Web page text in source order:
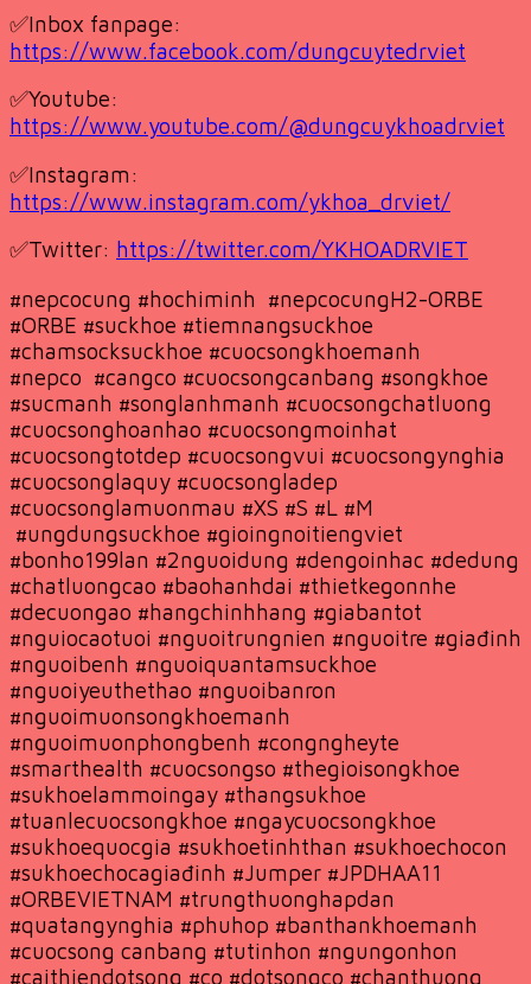
✅Inbox fanpage:
https://www.facebook.com/dungcuytedrviet
✅Youtube:
https://www.youtube.com/@dungcuykhoadrviet
✅Instagram:
https://www.instagram.com/ykhoa_drviet/
✅Twitter: https://twitter.com/YKHOADRVIET
#nepcocung #hochiminh #nepcocungH2-ORBE
#ORBE #suckhoe #tiemnangsuckhoe
#chamsocksuckhoe #cuocsongkhoemanh
#nepco #cangco #cuocsongcanbang #songkhoe
#sucmanh #songlanhmanh #cuocsongchatluong
#cuocsonghoanhao #cuocsongmoinhat
#cuocsongtotdep #cuocsongvui #cuocsongynghia
#cuocsonglaquy #cuocsongladep
#cuocsonglamuonmau #XS #S #L #M
#ungdungsuckhoe #gioingnoitiengviet
#bonho199lan #2nguoidung #dengoinhac #dedung
#chatluongcao #baohanhdai #thietkegonnhe
#decuongao #hangchinhhang #giabantot
#nguiocaotuoi #nguoitrungnien #nguoitre #giađinh
#nguoibenh #nguoiquantamsuckhoe
#nguoiyeuthethao #nguoibanron
#nguoimuonsongkhoemanh
#nguoimuonphongbenh #congngheyte
#smarthealth #cuocsongso #thegioisongkhoe
#sukhoelammoingay #thangsukhoe
#tuanlecuocsongkhoe #ngaycuocsongkhoe
#sukhoequocgia #sukhoetinhthan #sukhoechocon
#sukhoechocagiađinh #Jumper #JPDHAA11
#ORBEVIETNAM #trungthuonghapdan
#quatangynghia #phuhop #banthankhoemanh
#cuocsong canbang #tutinhon #ngungonhon
#caithiendotsong #co #dotsongco #chanthuong